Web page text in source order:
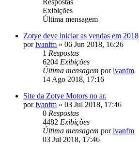
Exibições
Última mensagem
Zotye deve iniciar as vendas em 2018
porivanfm » 06 Jun 2018, 16:26
1 Respostas
6204 Exibições
Última mensagem porivanfm
14 Ago 2018, 17:16
Site da Zotye Motors no ar.
porivanfm » 03 Jul 2018, 17:46
0 Respostas
4482 Exibições
Última mensagem porivanfm
03 Jul 2018, 17:46